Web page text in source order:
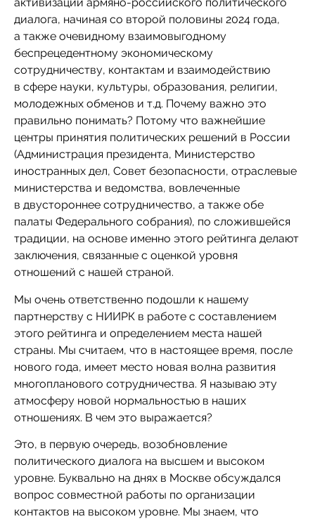
диалога, начиная со второй половины 2024 года,
а также очевидному взаимовыгодному
беспрецедентному экономическому
сотрудничеству, контактам и взаимодействию
в сфере науки, культуры, образования, религии,
молодежных обменов и т.д. Почему важно это
правильно понимать? Потому что важнейшие
центры принятия политических решений в России
(Администрация президента, Министерство
иностранных дел, Совет безопасности, отраслевые
министерства и ведомства, вовлеченные
в двустороннее сотрудничество, а также обе
палаты Федерального собрания), по сложившейся
традиции, на основе именно этого рейтинга делают
заключения, связанные с оценкой уровня
отношений с нашей страной.
Мы очень ответственно подошли к нашему
партнерству с НИИРК в работе с составлением
этого рейтинга и определением места нашей
страны. Мы считаем, что в настоящее время, после
нового года, имеет место новая волна развития
многопланового сотрудничества. Я называю эту
атмосферу новой нормальностью в наших
отношениях. В чем это выражается?
Это, в первую очередь, возобновление
политического диалога на высшем и высоком
уровне. Буквально на днях в Москве обсуждался
вопрос совместной работы по организации
контактов на высоком уровне. Мы знаем, что